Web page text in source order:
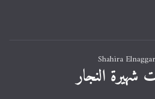
شهيرة النجار